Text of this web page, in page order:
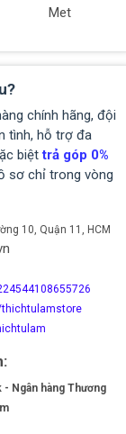
Met
chính hãng, đội
tình, hỗ trợ đa
biệttrả góp 0%
sơ chỉ trong vòng
10, Quận 11, HCM
Ngân hàng Thương